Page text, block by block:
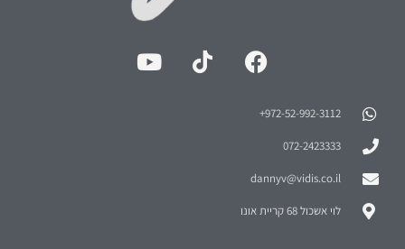
972-52-992-3112⁩+
072-2423333
dannyv@vidis.co.il
לוי אשכול 68 קריית אונו